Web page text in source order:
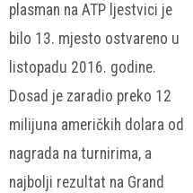
plasman na ATP ljestvici je
bilo 13. mjesto ostvareno u
listopadu 2016. godine.
Dosad je zaradio preko 12
milijuna američkih dolara od
nagrada na turnirima, a
najbolji rezultat na Grand